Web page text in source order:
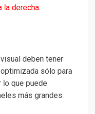
la derecha.
deben tener
sólo para
lo que puede
más grandes.